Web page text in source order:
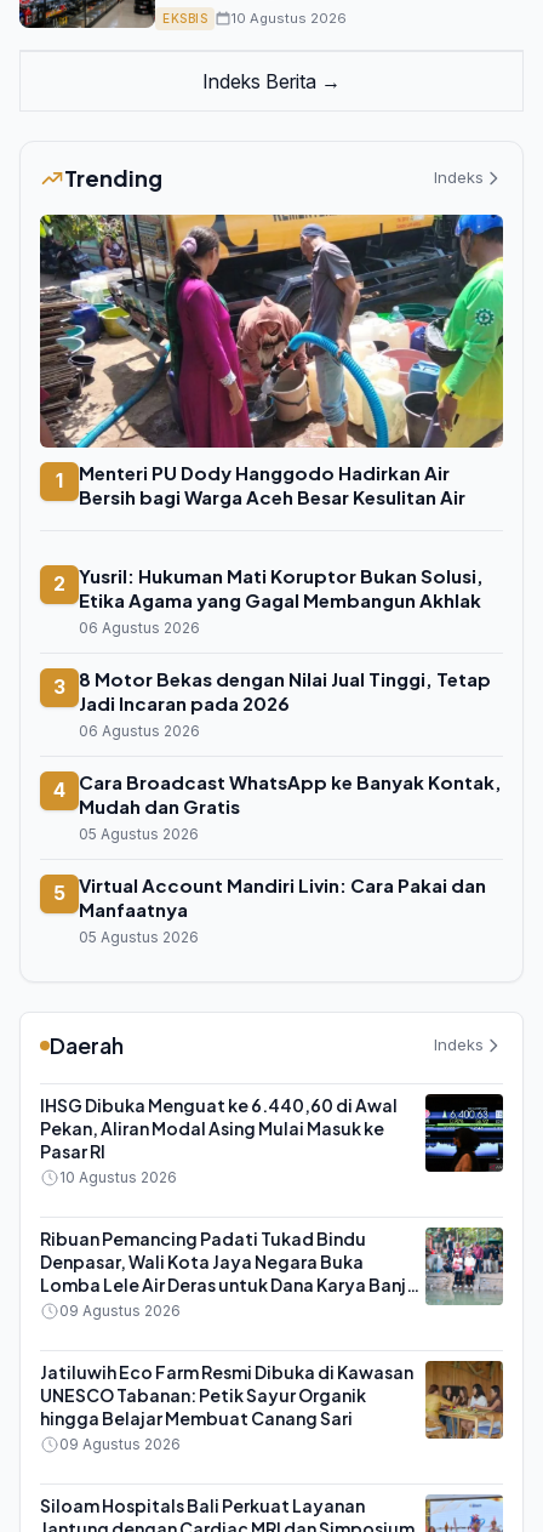
EKSBIS 10 Agustus 2026
Indeks Berita →
Trending Indeks
1
Menteri PU Dody Hanggodo Hadirkan Air
Bersih bagi Warga Aceh Besar Kesulitan Air
2
Yusril: Hukuman Mati Koruptor Bukan Solusi,
Etika Agama yang Gagal Membangun Akhlak
06 Agustus 2026
3
8 Motor Bekas dengan Nilai Jual Tinggi, Tetap
Jadi Incaran pada 2026
06 Agustus 2026
4
Cara Broadcast WhatsApp ke Banyak Kontak,
Mudah dan Gratis
05 Agustus 2026
5 Virtual Account Mandiri Livin: Cara Pakai dan
Manfaatnya
05 Agustus 2026
Daerah Indeks
IHSG Dibuka Menguat ke 6.440,60 di Awal
Pekan, Aliran Modal Asing Mulai Masuk ke
Pasar RI
10 Agustus 2026
Ribuan Pemancing Padati Tukad Bindu
Denpasar, Wali Kota Jaya Negara Buka
Lomba Lele Air Deras untuk Dana Karya Banjar
Saraswati
09 Agustus 2026
Jatiluwih Eco Farm Resmi Dibuka di Kawasan
UNESCO Tabanan: Petik Sayur Organik
hingga Belajar Membuat Canang Sari
09 Agustus 2026
Siloam Hospitals Bali Perkuat Layanan